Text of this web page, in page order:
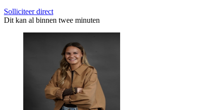
Solliciteer direct
Dit kan al binnen twee minuten